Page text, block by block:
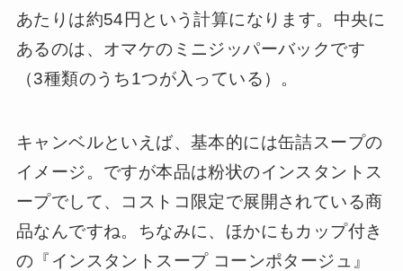
あたりは約54円という計算になります。中央に
あるのは、オマケのミニジッパーバックです
（3種類のうち1つが入っている）。
キャンベルといえば、基本的には缶詰スープの
イメージ。ですが本品は粉状のインスタントス
ープでして、コストコ限定で展開されている商
品なんですね。ちなみに、ほかにもカップ付き
の『インスタントスープ コーンポタージュ』